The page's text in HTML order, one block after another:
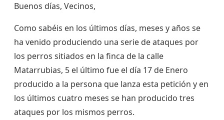
Buenos días, Vecinos,
Como sabéis en los últimos días, meses y años se
ha venido produciendo una serie de ataques por
los perros sitiados en la finca de la calle
Matarrubias, 5 el último fue el día 17 de Enero
producido a la persona que lanza esta petición y en
los últimos cuatro meses se han producido tres
ataques por los mismos perros.